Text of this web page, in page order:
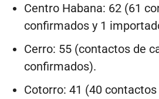
Centro Habana: 62 (61
confirmados y 1
Cerro: 55 (contactos de
confirmados).
Cotorro: 41 (40